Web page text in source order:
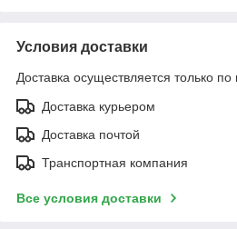
Условия доставки
Доставка осуществляется только по
Доставка курьером
Доставка почтой
Транспортная компания
Все условия доставки